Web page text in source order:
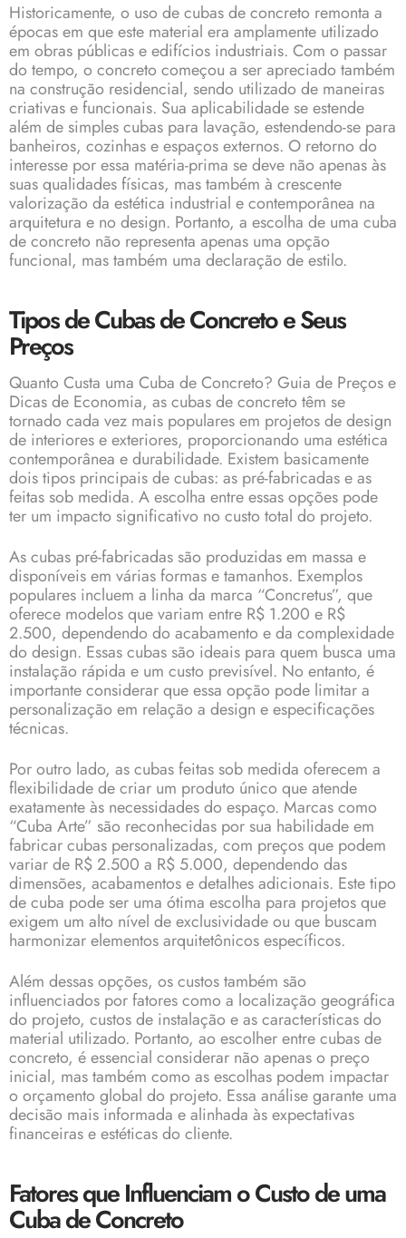
Historicamente, o uso de cubas de concreto remonta a
épocas em que este material era amplamente utilizado
em obras públicas e edifícios industriais. Com o passar
do tempo, o concreto começou a ser apreciado também
na construção residencial, sendo utilizado de maneiras
criativas e funcionais. Sua aplicabilidade se estende
além de simples cubas para lavação, estendendo-se para
banheiros, cozinhas e espaços externos. O retorno do
interesse por essa matéria-prima se deve não apenas às
suas qualidades físicas, mas também à crescente
valorização da estética industrial e contemporânea na
arquitetura e no design. Portanto, a escolha de uma cuba
de concreto não representa apenas uma opção
funcional, mas também uma declaração de estilo.
Tipos de Cubas de Concreto e Seus
Preços
Quanto Custa uma Cuba de Concreto? Guia de Preços e
Dicas de Economia, as cubas de concreto têm se
tornado cada vez mais populares em projetos de design
de interiores e exteriores, proporcionando uma estética
contemporânea e durabilidade. Existem basicamente
dois tipos principais de cubas: as pré-fabricadas e as
feitas sob medida. A escolha entre essas opções pode
ter um impacto significativo no custo total do projeto.
As cubas pré-fabricadas são produzidas em massa e
disponíveis em várias formas e tamanhos. Exemplos
populares incluem a linha da marca “Concretus”, que
oferece modelos que variam entre R$ 1.200 e R$
2.500, dependendo do acabamento e da complexidade
do design. Essas cubas são ideais para quem busca uma
instalação rápida e um custo previsível. No entanto, é
importante considerar que essa opção pode limitar a
personalização em relação a design e especificações
técnicas.
Por outro lado, as cubas feitas sob medida oferecem a
flexibilidade de criar um produto único que atende
exatamente às necessidades do espaço. Marcas como
“Cuba Arte” são reconhecidas por sua habilidade em
fabricar cubas personalizadas, com preços que podem
variar de R$ 2.500 a R$ 5.000, dependendo das
dimensões, acabamentos e detalhes adicionais. Este tipo
de cuba pode ser uma ótima escolha para projetos que
exigem um alto nível de exclusividade ou que buscam
harmonizar elementos arquitetônicos específicos.
Além dessas opções, os custos também são
influenciados por fatores como a localização geográfica
do projeto, custos de instalação e as características do
material utilizado. Portanto, ao escolher entre cubas de
concreto, é essencial considerar não apenas o preço
inicial, mas também como as escolhas podem impactar
o orçamento global do projeto. Essa análise garante uma
decisão mais informada e alinhada às expectativas
financeiras e estéticas do cliente.
Fatores que Influenciam o Custo de uma
Cuba de Concreto